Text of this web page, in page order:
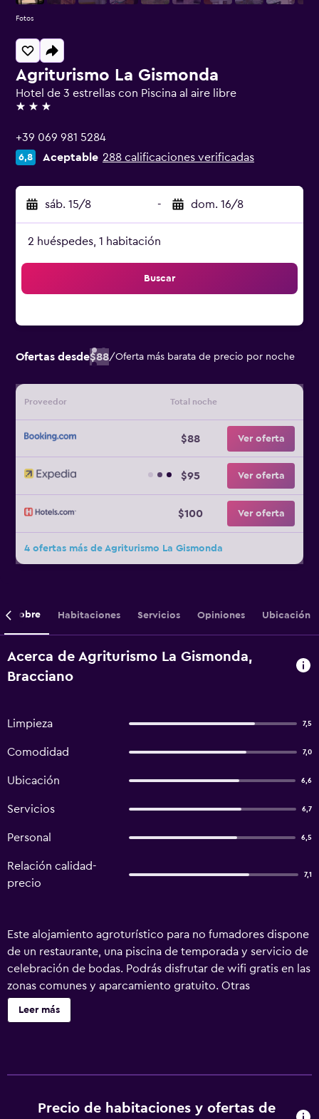
Agriturismo La Gismonda
Hotel de 3 estrellas con Piscina al aire libre
3 estrellas
+39 069 981 5284
6,8 Aceptable 288 calificaciones verificadas
sáb. 15/8 - dom. 16/8
2 huéspedes, 1 habitación
Buscar
Ofertas desde$88/Oferta más barata de precio por noche
Proveedor Total noche
$88 Ver oferta
$95 Ver oferta
$100 Ver oferta
4 ofertas más de Agriturismo La Gismonda
Fotos
Sobre Habitaciones Servicios Opiniones Ubicación
Acerca de Agriturismo La Gismonda,
Bracciano
Limpieza 7,5
Comodidad 7,0
Ubicación 6,6
Servicios 6,7
Personal 6,5
Relación calidad-
precio
7,1
Este alojamiento agroturístico para no fumadores dispone
de un restaurante, una piscina de temporada y servicio de
celebración de bodas. Podrás disfrutar de wifi gratis en las
zonas comunes y aparcamiento gratuito. Otras
instalaciones incluyen un jardín. Se incluye un único
servicio de limpieza durante la estancia. Agriturismo La
gratis. Los baños están equipados con bañera o ducha y
Leer más
Precio de habitaciones y ofertas de